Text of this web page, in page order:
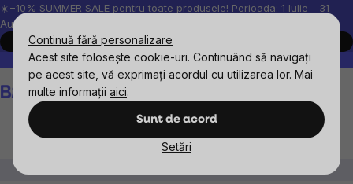
Continuă fără personalizare
Acest site folosește cookie-uri. Continuând să navigați
pe acest site, vă exprimați acordul cu utilizarea lor. Mai
multe informații aici.
Sunt de acord
Setări
Treci
la
conținut
☀️−10% SUMMER SALE pentru toate produsele! Perioada: 1 Iulie - 31
August, 2026.
Cumpără acum
Peste 200.000 de recenzii verificate
Produsele noastre sunt
Coş
de